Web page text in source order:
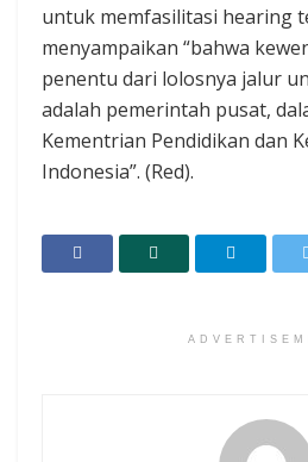
untuk memfasilitasi hearing
menyampaikan “bahwa
penentu dari lolosnya jalur
adalah pemerintah pusat,
Kementrian Pendidikan dan
Indonesia”. (Red).